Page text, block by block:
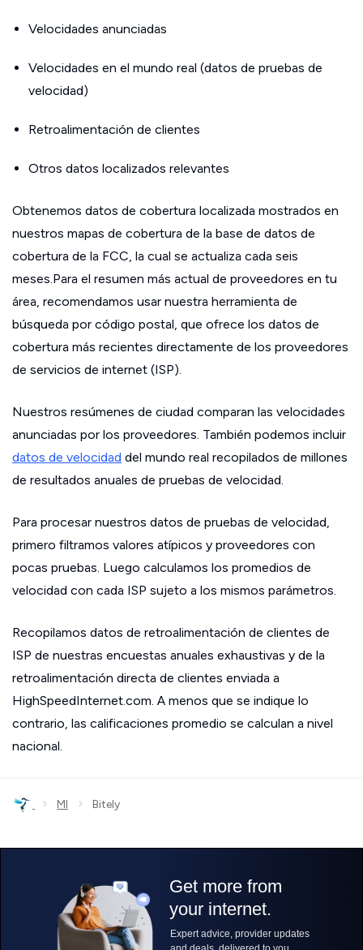
Velocidades anunciadas
Velocidades en el mundo real (datos de pruebas de
velocidad)
Retroalimentación de clientes
Otros datos localizados relevantes
Obtenemos datos de cobertura localizada mostrados en
nuestros mapas de cobertura de la base de datos de
cobertura de la FCC, la cual se actualiza cada seis
meses.Para el resumen más actual de proveedores en tu
área, recomendamos usar nuestra herramienta de
búsqueda por código postal, que ofrece los datos de
cobertura más recientes directamente de los proveedores
de servicios de internet (ISP).
Nuestros resúmenes de ciudad comparan las velocidades
anunciadas por los proveedores. También podemos incluir
datos de velocidad del mundo real recopilados de millones
de resultados anuales de pruebas de velocidad.
Para procesar nuestros datos de pruebas de velocidad,
primero filtramos valores atípicos y proveedores con
pocas pruebas. Luego calculamos los promedios de
velocidad con cada ISP sujeto a los mismos parámetros.
Recopilamos datos de retroalimentación de clientes de
ISP de nuestras encuestas anuales exhaustivas y de la
retroalimentación directa de clientes enviada a
HighSpeedInternet.com. A menos que se indique lo
contrario, las calificaciones promedio se calculan a nivel
nacional.
› MI › Bitely